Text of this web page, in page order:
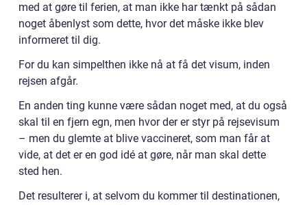
med at gøre til ferien, at man ikke har tænkt på sådan
noget åbenlyst som dette, hvor det måske ikke blev
informeret til dig.
For du kan simpelthen ikke nå at få det visum, inden
rejsen afgår.
En anden ting kunne være sådan noget med, at du også
skal til en fjern egn, men hvor der er styr på rejsevisum
– men du glemte at blive vaccineret, som man får at
vide, at det er en god idé at gøre, når man skal dette
sted hen.
Det resulterer i, at selvom du kommer til destinationen,